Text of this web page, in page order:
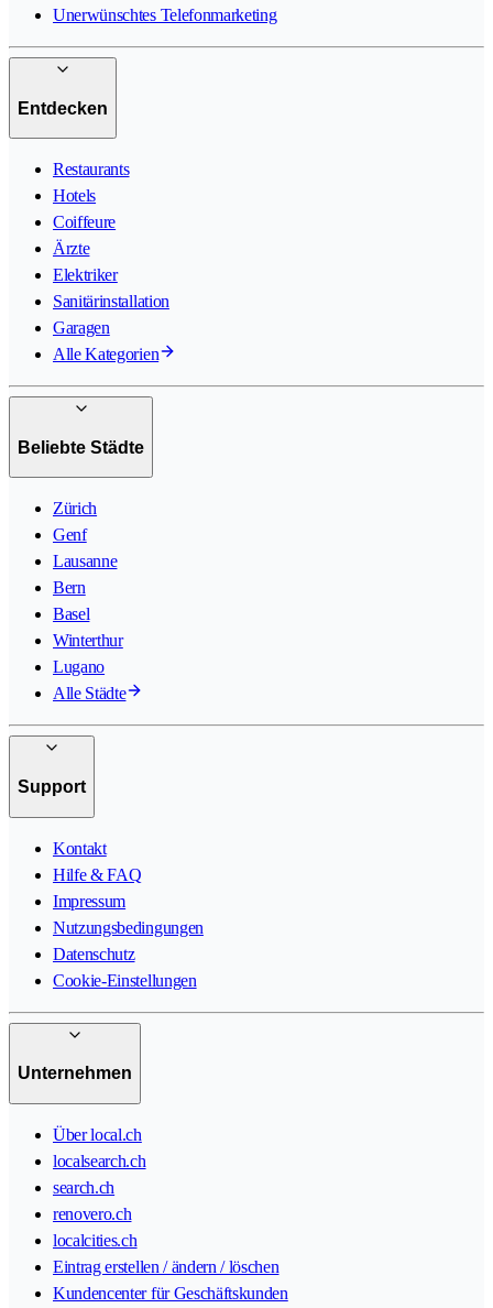
Unerwünschtes Telefonmarketing
Entdecken
Restaurants
Hotels
Coiffeure
Ärzte
Elektriker
Sanitärinstallation
Garagen
Alle Kategorien
Beliebte Städte
Zürich
Genf
Lausanne
Bern
Basel
Winterthur
Lugano
Alle Städte
Support
Kontakt
Hilfe & FAQ
Impressum
Nutzungsbedingungen
Datenschutz
Cookie-Einstellungen
Unternehmen
Über local.ch
localsearch.ch
search.ch
renovero.ch
localcities.ch
Eintrag erstellen / ändern / löschen
Kundencenter für Geschäftskunden